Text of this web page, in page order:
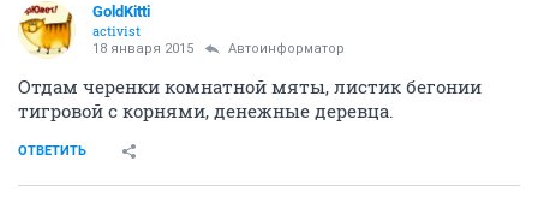
GoldKitti
activist
18 января 2015 Автоинформатор
Отдам черенки комнатной мяты, листик бегонии
тигровой с корнями, денежные деревца.
ОТВЕТИТЬ